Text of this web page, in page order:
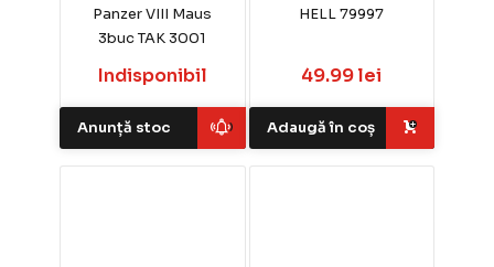
Panzer VIII Maus
3buc TAK 3001
Indisponibil
Anunță stoc
HELL 79997
49.99 lei
Adaugă în coș